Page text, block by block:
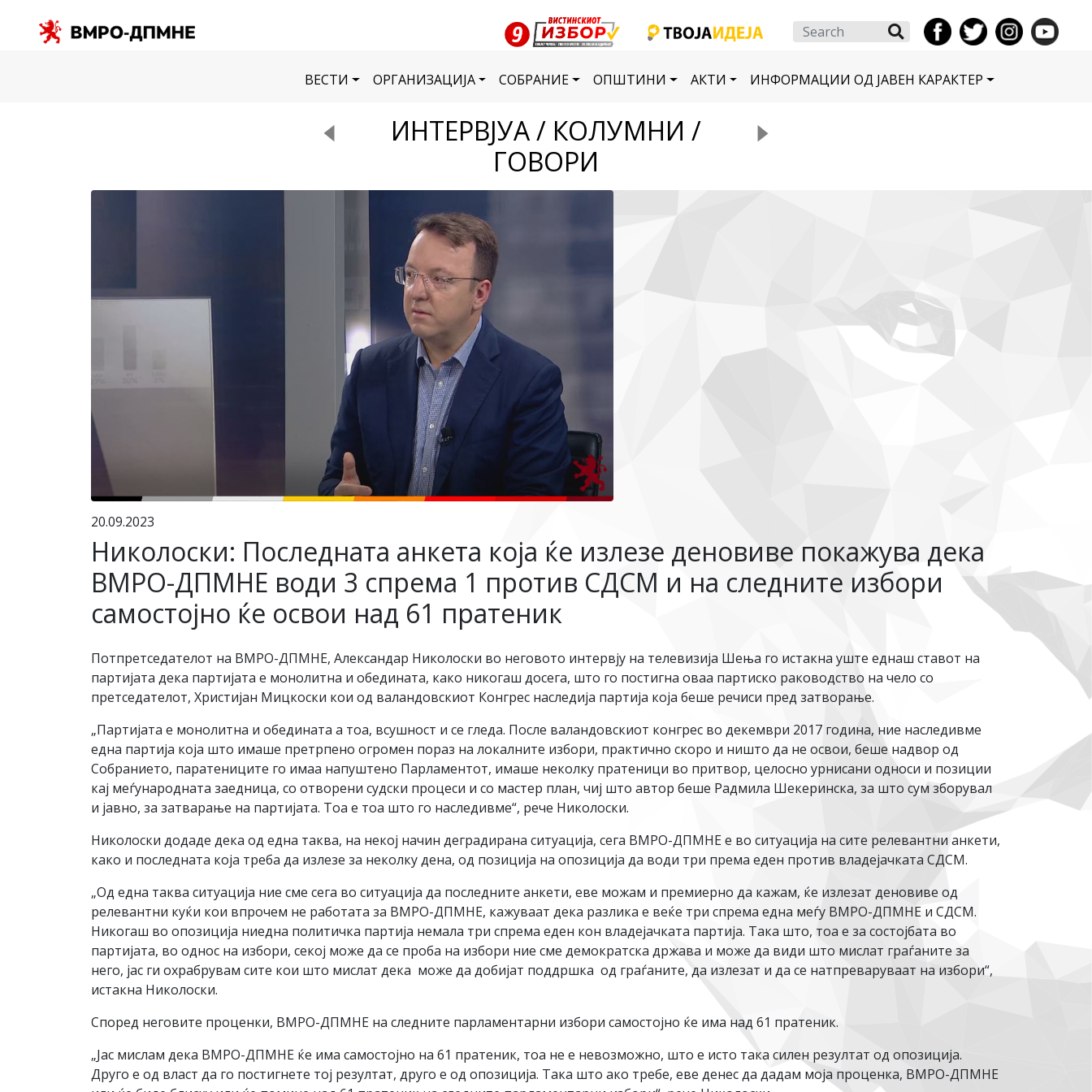
Search
ВЕСТИ ОРГАНИЗАЦИЈА СОБРАНИЕ ОПШТИНИ АКТИ ИНФОРМАЦИИ ОД ЈАВЕН КАРАКТЕР
ИНТЕРВЈУА / КОЛУМНИ /
ГОВОРИ
20.09.2023
Николоски: Последната анкета која ќе излезе деновиве покажува дека
ВМРО-ДПМНЕ води 3 спрема 1 против СДСМ и на следните избори
самостојно ќе освои над 61 пратеник
Потпретседателот на ВМРО-ДПМНЕ, Александар Николоски во неговото интервју на телевизија Шења го истакна уште еднаш ставот на
партијата дека партијата е монолитна и обедината, како никогаш досега, што го постигна оваа партиско раководство на чело со
претседателот, Христијан Мицкоски кои од валандовскиот Конгрес наследија партија која беше речиси пред затворање.
„Партијата е монолитна и обедината а тоа, всушност и се гледа. После валандовскиот конгрес во декември 2017 година, ние наследивме
една партија која што имаше претрпено огромен пораз на локалните избори, практично скоро и ништо да не освои, беше надвор од
Собранието, паратениците го имаа напуштено Парламентот, имаше неколку пратеници во притвор, целосно урнисани односи и позиции
кај меѓународната заедница, со отворени судски процеси и со мастер план, чиј што автор беше Радмила Шекеринска, за што сум зборувал
и јавно, за затварање на партијата. Тоа е тоа што го наследивме“, рече Николоски.
Николоски додаде дека од една таква, на некој начин деградирана ситуација, сега ВМРО-ДПМНЕ е во ситуација на сите релевантни анкети,
како и последната која треба да излезе за неколку дена, од позиција на опозиција да води три према еден против владејачката СДСМ.
„Од една таква ситуација ние сме сега во ситуација да последните анкети, еве можам и премиерно да кажам, ќе излезат деновиве од
релевантни куќи кои впрочем не работата за ВМРО-ДПМНЕ, кажуваат дека разлика е веќе три спрема една меѓу ВМРО-ДПМНЕ и СДСМ.
Никогаш во опозиција ниедна политичка партија немала три спрема еден кон владејачката партија. Така што, тоа е за состојбата во
партијата, во однос на избори, секој може да се проба на избори ние сме демократска држава и може да види што мислат граѓаните за
него, јас ги охрабрувам сите кои што мислат дека може да добијат поддршка од граѓаните, да излезат и да се натпреваруваат на избори“,
истакна Николоски.
Според неговите проценки, ВМРО-ДПМНЕ на следните парламентарни избори самостојно ќе има над 61 пратеник.
„Јас мислам дека ВМРО-ДПМНЕ ќе има самостојно на 61 пратеник, тоа не е невозможно, што е исто така силен резултат од опозиција.
Друго е од власт да го постигнете тој резултат, друго е од опозиција. Така што ако требе, еве денес да дадам моја проценка, ВМРО-ДПМНЕ